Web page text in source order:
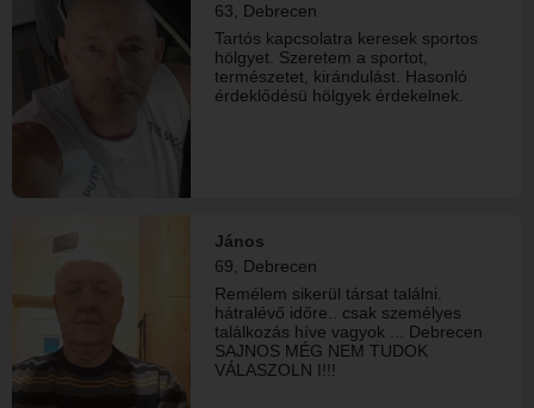
63, Debrecen
Tartós kapcsolatra keresek sportos
hölgyet. Szeretem a sportot,
természetet, kirándulást. Hasonló
érdeklődésü hölgyek érdekelnek.
János
69, Debrecen
Remélem sikerül társat találni.
hátralévő időre.. csak személyes
találkozás híve vagyok ... Debrecen
SAJNOS MÉG NEM TUDOK
VÁLASZOLN I!!!